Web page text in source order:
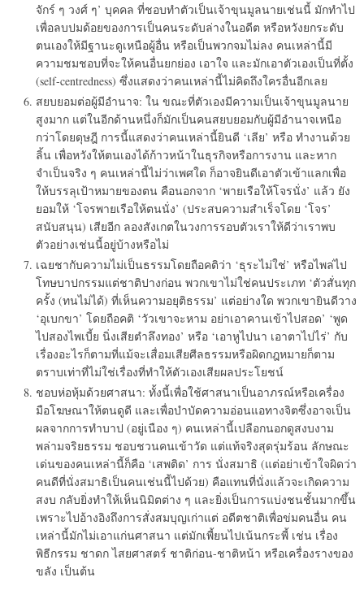
จักร์ ๆ วงศ์ ๆ’ บุคคล ที่ชอบทำตัวเป็นเจ้าขุนมูลนายเช่นนี้ มักทำไป
เพื่อลบปมด้อยของการเป็นคนระดับล่างในอดีต หรือหวังยกระดับ
ตนเองให้มีฐานะดูเหนือผู้อื่น หรือเป็นพวกจมไม่ลง คนเหล่านี้มี
ความชมชอบที่จะให้คนอื่นยกย่อง เอาใจ และมักเอาตัวเองเป็นที่ตั้ง
(self-centredness) ซึ่งแสดงว่าคนเหล่านี้ไม่คิดถึงใครอื่นอีกเลย
สยบยอมต่อผู้มีอำนาจ: ใน ขณะที่ตัวเองมีความเป็นเจ้าขุนมูลนาย
สูงมาก แต่ในอีกด้านหนึ่งก็มักเป็นคนสยบยอมกับผู้มีอำนาจเหนือ
กว่าโดยดุษฎี การนี้แสดงว่าคนเหล่านี้ยินดี ‘เลีย’ หรือ ทำงานด้วย
ลิ้น เพื่อหวังให้ตนเองได้ก้าวหน้าในธุรกิจหรือการงาน และหาก
จำเป็นจริง ๆ คนเหล่านี้ไม่ว่าเพศใด ก็อาจยินดีเอาตัวเข้าแลกเพื่อ
ให้บรรลุเป้าหมายของตน คือนอกจาก ‘พายเรือให้โจรนั่ง’ แล้ว ยัง
ยอมให้ ‘โจรพายเรือให้ตนนั่ง’ (ประสบความสำเร็จโดย ‘โจร’
สนับสนุน) เสียอีก ลองสังเกตในวงการรอบตัวเราให้ดีว่าเราพบ
ตัวอย่างเช่นนี้อยู่บ้างหรือไม่
เฉยชากับความไม่เป็นธรรมโดยถือคติว่า ‘ธุระไม่ใช่’ หรือไพล่ไป
โทษบาปกรรมแต่ชาติปางก่อน พวกเขาไม่ใช่คนประเภท ‘ตัวสั่นทุก
ครั้ง (ทนไม่ได้) ที่เห็นความอยุติธรรม’ แต่อย่างใด พวกเขายินดีวาง
‘อุเบกขา’ โดยถือคติ ‘วัวเขาจะหาม อย่าเอาคานเข้าไปสอด’ ‘พูด
ไปสองไพเบี้ย นิ่งเสียตำลึงทอง’ หรือ ‘เอาหูไปนา เอาตาไปไร่’ กับ
เรื่องอะไรก็ตามที่แม้จะเสื่อมเสียศีลธรรมหรือผิดกฎหมายก็ตาม
ตราบเท่าที่ไม่ใช่เรื่องที่ทำให้ตัวเองเสียผลประโยชน์
ชอบห่อหุ้มด้วยศาสนา: ทั้งนี้เพื่อใช้ศาสนาเป็นอาภรณ์หรือเครื่อง
มือโฆษณาให้ตนดูดี และเพื่อบำบัดความอ่อนแอทางจิตซึ่งอาจเป็น
ผลจากการทำบาป (อยู่เนือง ๆ) คนเหล่านี้เปลือกนอกดูสงบงาม
พล่ามจริยธรรม ชอบชวนคนเข้าวัด แต่แท้จริงสุดรุ่มร้อน ลักษณะ
เด่นของคนเหล่านี้ก็คือ ‘เสพติด’ การ นั่งสมาธิ (แต่อย่าเข้าใจผิดว่า
คนดีที่นั่งสมาธิเป็นคนเช่นนี้ไปด้วย) คือแทนที่นั่งแล้วจะเกิดความ
สงบ กลับยิ่งทำให้เห็นนิมิตต่าง ๆ และยิ่งเป็นการแบ่งชนชั้นมากขึ้น
เพราะไปอ้างอิงถึงการสั่งสมบุญเก่าแต่ อดีตชาติเพื่อข่มคนอื่น คน
เหล่านี้มักไม่เอาแก่นศาสนา แต่มักเพี้ยนไปเน้นกระพี้ เช่น เรื่อง
พิธีกรรม ชาดก ไสยศาสตร์ ชาติก่อน-ชาติหน้า หรือเครื่องรางของ
ขลัง เป็นต้น